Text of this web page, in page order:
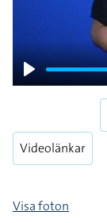
Play
Videolänkar
Visa foton